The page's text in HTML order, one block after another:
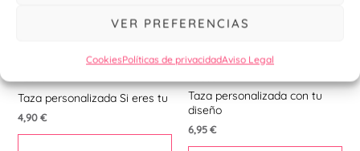
VER PREFERENCIAS
CookiesPolíticas de privacidadAviso Legal
Taza personalizada Si eres tu
4,90€
Taza personalizada con tu
diseño
6,95€